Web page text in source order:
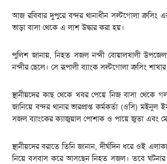
আজ রবিবার দুপুরে বন্দর থানাধীন সল্টগোলা ক্রসিং
ভাড়া বাসা থেকে এ লাশ উদ্ধার করা হয়।
পুলিশ জানায়, নিহত সজল নন্দী বোয়ালখালী
নন্দীর ছেলে। সে রূপালী ব্যাংক সল্টগোলা ক্রসিং
স্থানীয়দের কাছ থেকে খবর পেয়ে নিজ বাসা থেকে
জানিয়ে বন্দর থানার ভারপ্রাপ্ত কর্মকর্তা (ওসি)
সজল ব্যাংকের ক্যাজুয়াল পোশাক ও পায়ে জুতা এবং
স্থানীয়দের বরাতে তিনি জানান, দীর্ঘদিন ধরে ওই
নিয়ে বসবাস করে আসছেন নিহত সজল। তবে ঘটনার